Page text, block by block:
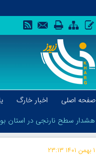
صفحه اصلی اخبار خارگ
هشدار سطح نارنجی در استان
۱ بهمن ۱۴۰۱ ۲۳:۱۳